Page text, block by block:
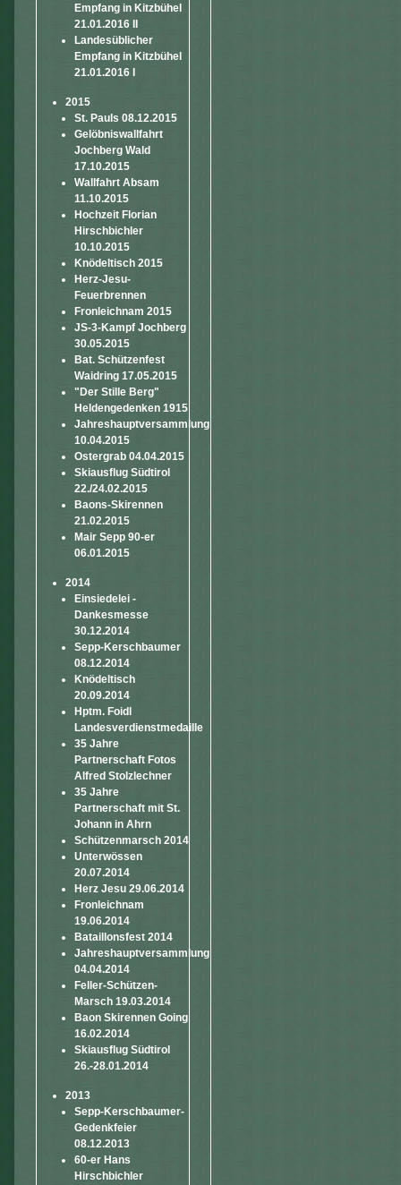
Empfang in Kitzbühel
21.01.2016 II
Landesüblicher
Empfang in Kitzbühel
21.01.2016 I
2015
St. Pauls 08.12.2015
Gelöbniswallfahrt
Jochberg Wald
17.10.2015
Wallfahrt Absam
11.10.2015
Hochzeit Florian
Hirschbichler
10.10.2015
Knödeltisch 2015
Herz-Jesu-
Feuerbrennen
Fronleichnam 2015
JS-3-Kampf Jochberg
30.05.2015
Bat. Schützenfest
Waidring 17.05.2015
"Der Stille Berg"
Heldengedenken 1915
Jahreshauptversammlung
10.04.2015
Ostergrab 04.04.2015
Skiausflug Südtirol
22./24.02.2015
Baons-Skirennen
21.02.2015
Mair Sepp 90-er
06.01.2015
2014
Einsiedelei -
Dankesmesse
30.12.2014
Sepp-Kerschbaumer
08.12.2014
Knödeltisch
20.09.2014
Hptm. Foidl
Landesverdienstmedaille
35 Jahre
Partnerschaft Fotos
Alfred Stolzlechner
35 Jahre
Partnerschaft mit St.
Johann in Ahrn
Schützenmarsch 2014
Unterwössen
20.07.2014
Herz Jesu 29.06.2014
Fronleichnam
19.06.2014
Bataillonsfest 2014
Jahreshauptversammlung
04.04.2014
Feller-Schützen-
Marsch 19.03.2014
Baon Skirennen Going
16.02.2014
Skiausflug Südtirol
26.-28.01.2014
2013
Sepp-Kerschbaumer-
Gedenkfeier
08.12.2013
60-er Hans
Hirschbichler